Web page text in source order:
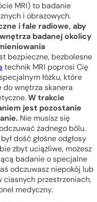
MRI) to badanie
i obrazowych.
i fale radiowe, aby
badanej okolicy
bezpieczne, bezbolesne
technik MRI poprosi Cię
łóżku, które
wnętrza skanera
W trakcie
jest pozostanie
Nie musisz się
żadnego bólu.
dość głośne odgłosy
zbyt uciążliwe, możesz
badanie o specjalne
odczuwasz niepokój lub
ciasnych przestrzeniach,
medyczny.